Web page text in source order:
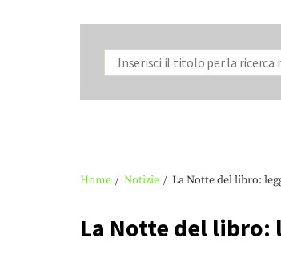
Home Notizie La Notte del libro:
La Notte del libro: